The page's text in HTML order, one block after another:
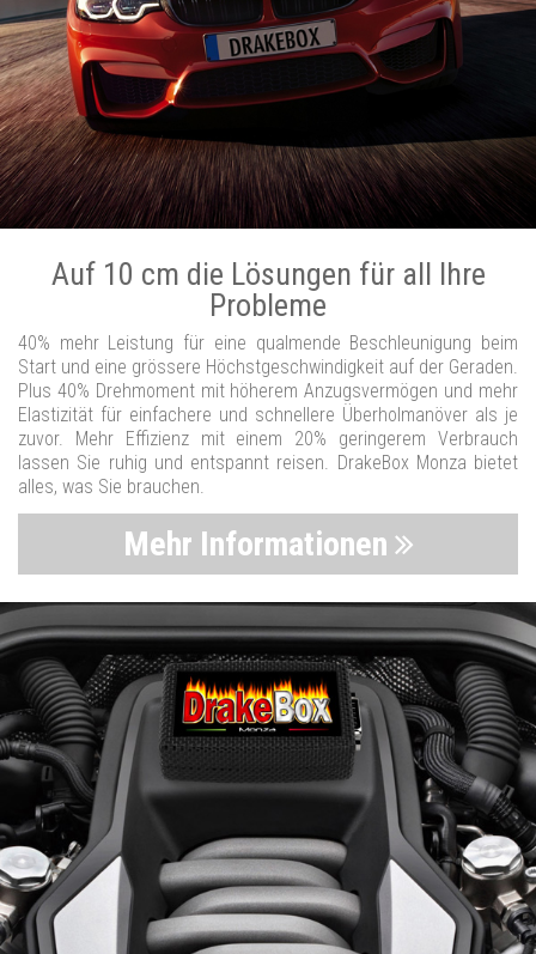
Auf 10 cm die Lösungen für all Ihre
Probleme
40% mehr Leistung für eine qualmende Beschleunigung beim
Start und eine grössere Höchstgeschwindigkeit auf der Geraden.
Plus 40% Drehmoment mit höherem Anzugsvermögen und mehr
Elastizität für einfachere und schnellere Überholmanöver als je
zuvor. Mehr Effizienz mit einem 20% geringerem Verbrauch
lassen Sie ruhig und entspannt reisen. DrakeBox Monza bietet
alles, was Sie brauchen.
Mehr Informationen